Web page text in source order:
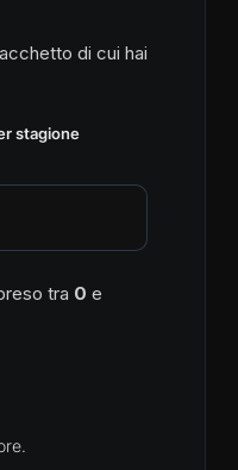
di cui hai
stagione
tra 0 e